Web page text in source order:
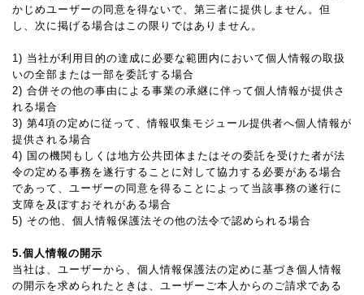
かじめユーザーの同意を得ないで、第三者に提供しません。但
し、次に掲げる場合はこの限りではありません。
1) 当社が利用目的の達成に必要な範囲内において個人情報の取扱
いの全部または一部を委託する場合
2) 合併その他の事由による事業の承継に伴って個人情報が提供さ
れる場合
3) 第4項の定めに従って、情報収集モジュール提供者へ個人情報が
提供される場合
4) 国の機関もしくは地方公共団体またはその委託を受けた者が法
令の定める事務を遂行することに対して協力する必要がある場合
であって、ユーザーの同意を得ることによって当該事務の遂行に
支障を及ぼすおそれがある場合
5) その他、個人情報保護法その他の法令で認められる場合
5.個人情報の開示
当社は、ユーザーから、個人情報保護法の定めに基づき個人情報
の開示を求められたときは、ユーザーご本人からのご請求である